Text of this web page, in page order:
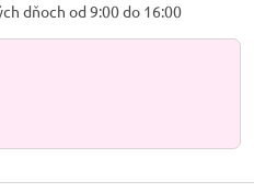
dňoch od 9:00 do 16:00